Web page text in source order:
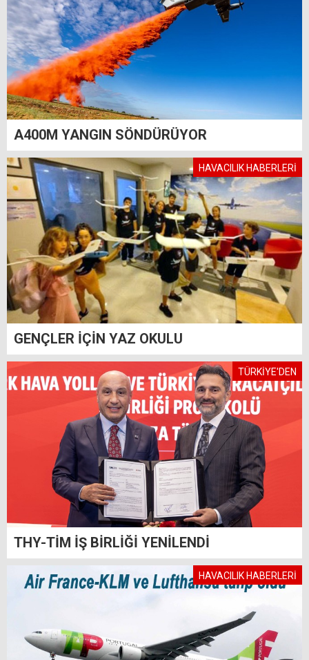
A400M YANGIN SÖNDÜRÜYOR
HAVACILIK HABERLERİ
GENÇLER İÇİN YAZ OKULU
TÜRKİYE'DEN
THY-TİM İŞ BİRLİĞİ YENİLENDİ
HAVACILIK HABERLERİ